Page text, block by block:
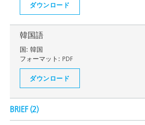
ダウンロード
韓国語
国: 韓国
フォーマット: PDF
ダウンロード
BRIEF (2)